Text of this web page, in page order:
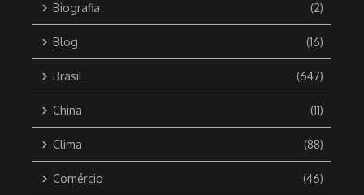
Biografia (2)
Blog (16)
Brasil (647)
China (11)
Clima (88)
Comércio (46)